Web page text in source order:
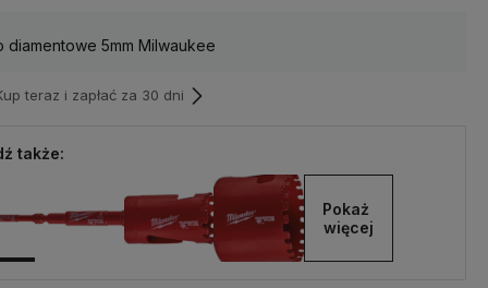
diamentowe 5mm Milwaukee
teraz i zapłać za 30 dni
także:
Pokaż
więcej